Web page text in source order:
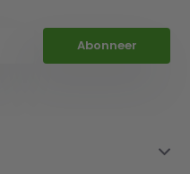
Abonneer